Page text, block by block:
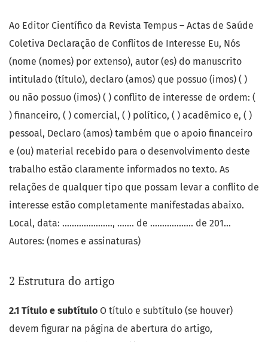
Ao Editor Científico da Revista Tempus – Actas de Saúde
Coletiva Declaração de Conflitos de Interesse Eu, Nós
(nome (nomes) por extenso), autor (es) do manuscrito
intitulado (título), declaro (amos) que possuo (imos) ( )
ou não possuo (imos) ( ) conflito de interesse de ordem: (
) financeiro, ( ) comercial, ( ) político, ( ) acadêmico e, ( )
pessoal, Declaro (amos) também que o apoio financeiro
e (ou) material recebido para o desenvolvimento deste
trabalho estão claramente informados no texto. As
relações de qualquer tipo que possam levar a conflito de
interesse estão completamente manifestadas abaixo.
Local, data: ....................., ....... de .................. de 201...
Autores: (nomes e assinaturas)
2 Estrutura do artigo
2.1 Título e subtítulo O título e subtítulo (se houver)
devem figurar na página de abertura do artigo,